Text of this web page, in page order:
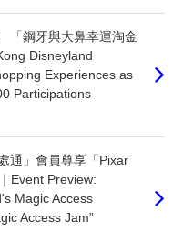
「鋼牙與大鼻幸運淘金
Disneyland
Experiences as
Participations
通」會員尊享「Pixar
Event Preview:
Magic Access
Access Jam”